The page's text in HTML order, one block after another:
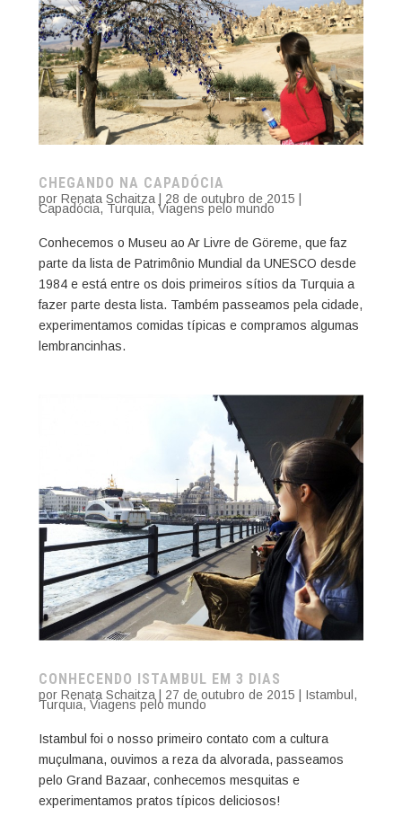
CHEGANDO NA CAPADÓCIA
por Renata Schaitza| 28 de outubro de 2015
Capadócia, Turquia, Viagens pelo mundo
Conhecemos o Museu ao Ar Livre de Göreme, que faz
parte da lista de Patrimônio Mundial da UNESCO desde
1984 e está entre os dois primeiros sítios da Turquia a
fazer parte desta lista. Também passeamos pela cidade,
experimentamos comidas típicas e compramos algumas
lembrancinhas.
CONHECENDO ISTAMBUL EM 3 DIAS
por Renata Schaitza| 27 de outubro de 2015 | Istambul,
Turquia,Viagens pelo mundo
Istambul foi o nosso primeiro contato com a cultura
muçulmana, ouvimos a reza da alvorada, passeamos
pelo Grand Bazaar, conhecemos mesquitas e
experimentamos pratos típicos deliciosos!